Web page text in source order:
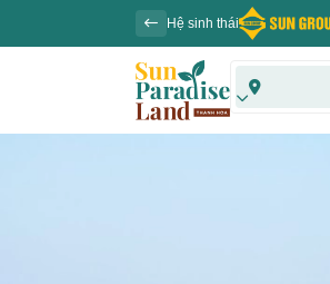
Hệ sinh thái